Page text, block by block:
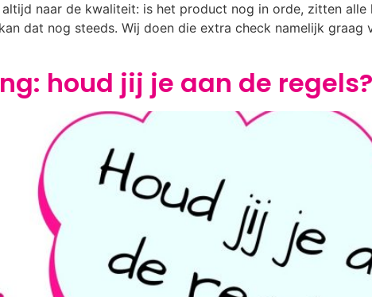
naar de kwaliteit: is het product nog in orde, zitten alle
dat nog steeds. Wij doen die extra check namelijk graag
houd jij je aan de regels?